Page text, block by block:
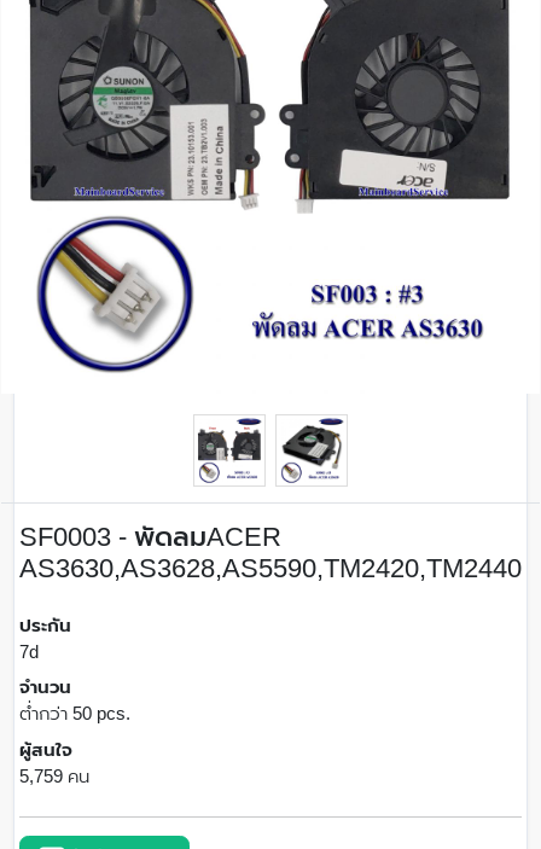
SF0003 - พัดลมACER
AS3630,AS3628,AS5590,TM2420,TM2440
ประกัน
7d
จำนวน
ต่ำกว่า 50 pcs.
ผู้สนใจ
5,759 คน